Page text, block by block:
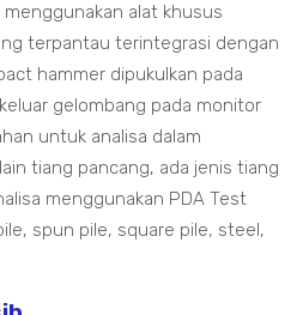
alat khusus
terpantau terintegrasi dengan
hammer dipukulkan pada
gelombang pada monitor
untuk analisa dalam
tiang pancang, ada jenis tiang
menggunakan PDA Test
spun pile, square pile, steel,